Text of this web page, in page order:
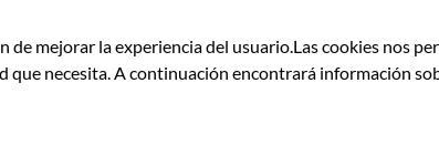
de mejorar la experiencia del usuario.Las cookies nos
necesita. A continuación encontrará información